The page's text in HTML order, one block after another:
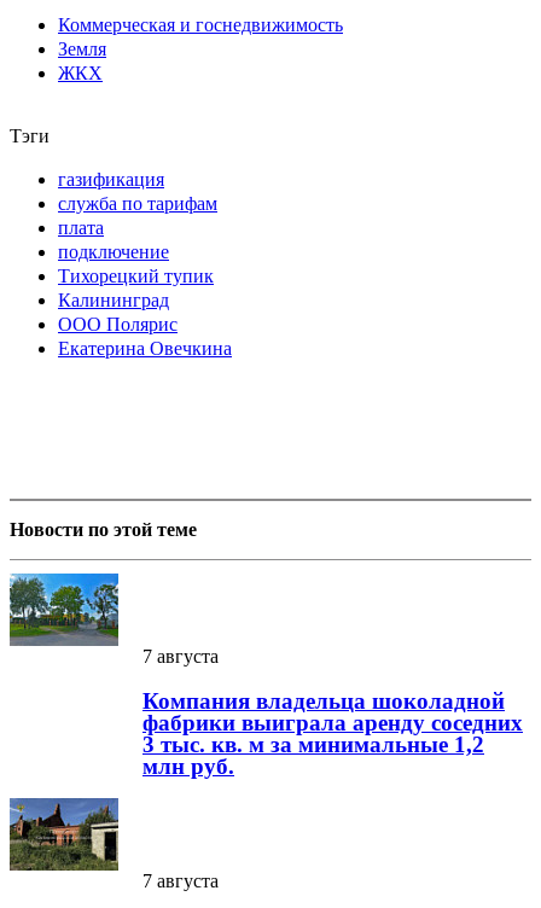
Коммерческая и госнедвижимость
Земля
ЖКХ
Тэги
газификация
служба по тарифам
плата
подключение
Тихорецкий тупик
Калининград
ООО Полярис
Екатерина Овечкина
Новости по этой теме
7 августа
Компания владельца шоколадной
фабрики выиграла аренду соседних
3 тыс. кв. м за минимальные 1,2
млн руб.
7 августа